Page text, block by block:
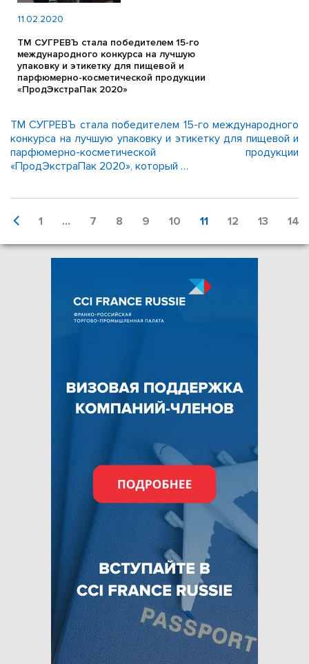
11.02.2020
ТМ СУГРЕВЪ стала победителем 15-го
международного конкурса на лучшую
упаковку и этикетку для пищевой и
парфюмерно-косметической продукции
«ПродЭкстраПак 2020»
ТМ СУГРЕВЪ стала победителем 15-го международного
конкурса на лучшую упаковку и этикетку для пищевой и
парфюмерно-косметической продукции
«ПродЭкстраПак 2020», который …
1 ... 7 8 9 10 11 12 13 14